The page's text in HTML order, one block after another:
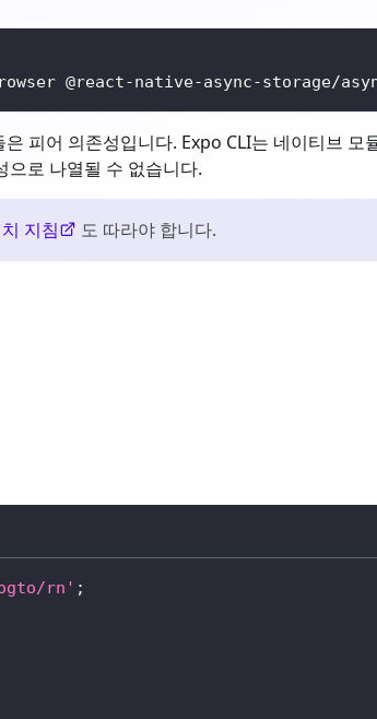
@react-native-async-storage/
피어 의존성입니다. Expo CLI는 네이티브 모
으로 나열될 수 없습니다.
지침 도 따라야 합니다.
rn' ;